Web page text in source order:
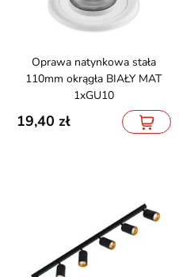
Oprawa natynkowa stała
110mm okrągła BIAŁY MAT
1xGU10
19,40